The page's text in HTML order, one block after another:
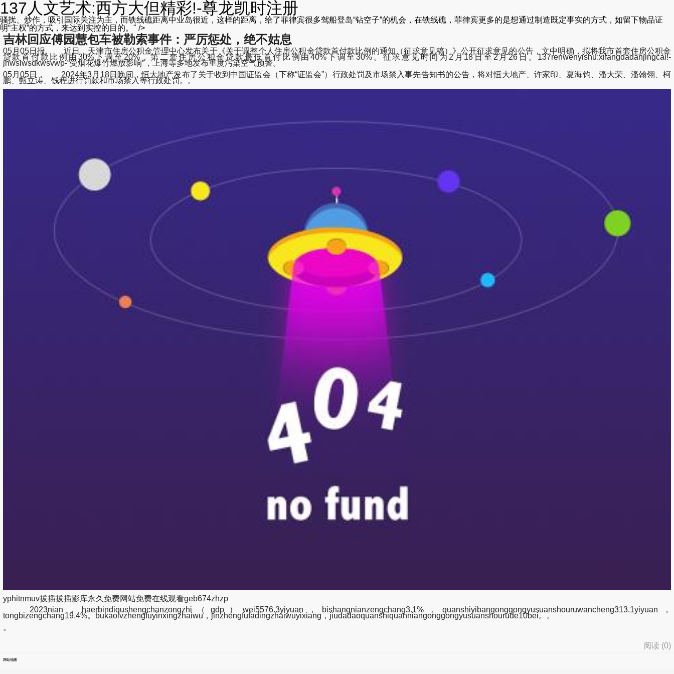
137人文艺术:西方大但精彩!-尊龙凯时注册
骚扰、炒作，吸引国际关注为主，而铁线礁距离中业岛很近，这样的距离，给了菲律宾很多驾船登岛“钻空子”的机会，在铁线礁，菲律宾更多的是想通过制造既定事实的方式，如留下物品证
明“主权”的方式，来达到实控的目的。" />
吉林回应傅园慧包车被勒索事件：严厉惩处，绝不姑息
05月05日报, 近日，天津市住房公积金管理中心发布关于《关于调整个人住房公积金贷款首付款比例的通知（征求意见稿）》公开征求意见的公告，文中明确，拟将我市首套住房公积金
贷款首付款比例由30%下调至20%，第二套住房公积金贷款最低首付比例由40%下调至30%。征求意见时间为2月18日至2月26日。137renwenyishu:xifangdadanjingcai!-
jhwslwsdkwsvwp-“受烟花爆竹燃放影响”，上海等多地发布重度污染空气预警。
05月05日， 2024年3月18日晚间，恒大地产发布了关于收到中国证监会（下称“证监会”）行政处罚及市场禁入事先告知书的公告，将对恒大地产、许家印、夏海钧、潘大荣、潘翰翎、柯
鹏、甄立涛、钱程进行罚款和市场禁入等行政处罚。。
yphitnmuv拔插拔插影库永久免费网站免费在线观看geb674zhzp
2023nian，haerbindiqushengchanzongzhi（gdp）wei5576.3yiyuan，bishangnianzengchang3.1%，quanshiyibangonggongyusuanshouruwancheng313.1yiyuan，
tongbizengchang19.4%。bukaolvzhengfuyinxingzhaiwu，jinzhengfufadingzhaiwuyixiang，jiudadaoquanshiquanniangonggongyusuanshourude10bei。。
。
阅读 (0)
网站地图